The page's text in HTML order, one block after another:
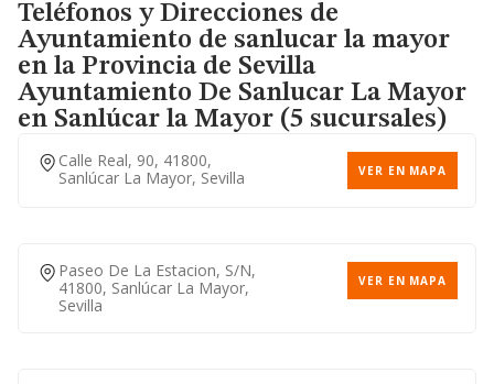
Teléfonos y Direcciones de
Ayuntamiento de sanlucar la mayor
en la Provincia de Sevilla
Ayuntamiento De Sanlucar La Mayor
en Sanlúcar la Mayor (5 sucursales)
Calle Real, 90, 41800,
Sanlúcar La Mayor, Sevilla
VER EN MAPA
Paseo De La Estacion, S/n,
41800, Sanlúcar La Mayor,
Sevilla
VER EN MAPA